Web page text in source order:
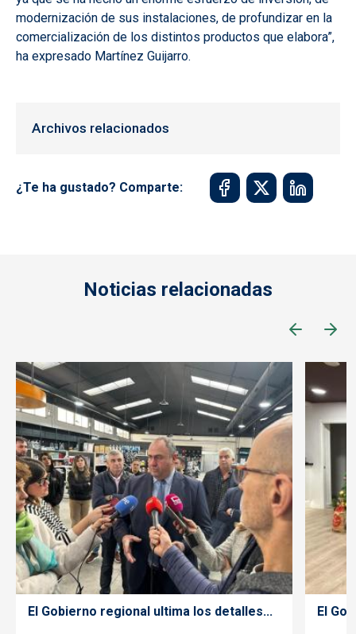
modernización de sus instalaciones, de profundizar en la
comercialización de los distintos productos que elabora”,
ha expresado Martínez Guijarro.
Archivos relacionados
¿Te ha gustado? Comparte:
Noticias relacionadas
El Gobierno regional ultima los detalles... El